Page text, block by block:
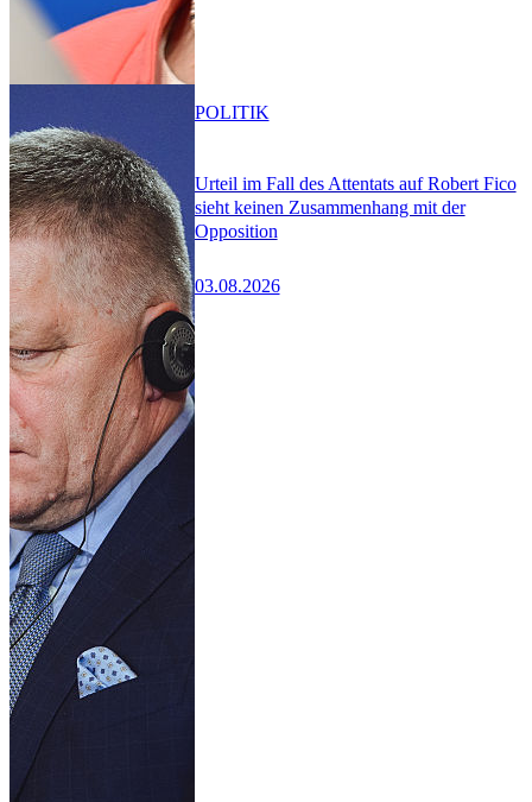
Urteil im Fall des Attentats auf Robert Fico
sieht keinen Zusammenhang mit der
Opposition
03.08.2026
POLITIK